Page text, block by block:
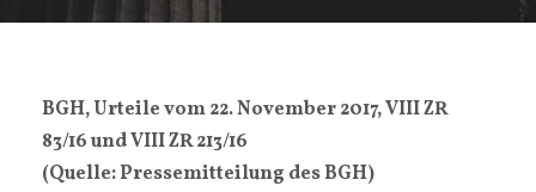
BGH, Urteile vom 22. November 2017, VIII ZR
83/16 und VIII ZR 213/16
(Quelle: Pressemitteilung des BGH)